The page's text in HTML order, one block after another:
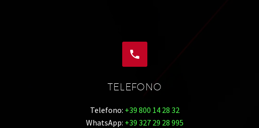


TELEFONO
Telefono: +39 800 14 28 32
WhatsApp: +39 327 29 28 995